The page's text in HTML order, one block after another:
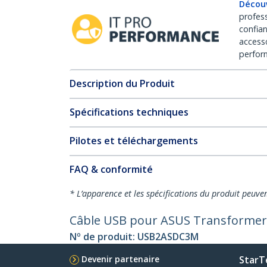
Description du Produit
Spécifications techniques
Pilotes et téléchargements
FAQ & conformité
* L’apparence et les spécifications du produit
Câble USB pour ASUS
Nº de produit: USB2ASDC3M
Devenir partenaire